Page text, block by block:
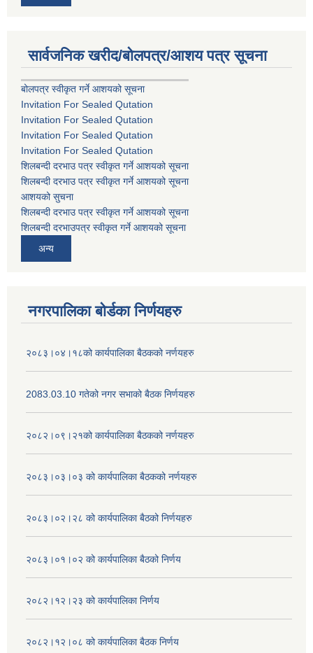
सार्वजनिक खरीद/बोलपत्र/आशय पत्र सूचना
बोलपत्र स्वीकृत गर्ने आशयको सूचना
Invitation For Sealed Qutation
Invitation For Sealed Qutation
Invitation For Sealed Qutation
Invitation For Sealed Qutation
शिलबन्दी दरभाउ पत्र स्वीकृत गर्ने आशयको सूचना
शिलबन्दी दरभाउ पत्र स्वीकृत गर्ने आशयको सूचना
आशयको सुचना
शिलबन्दी दरभाउ पत्र स्वीकृत गर्ने आशयको सूचना
शिलबन्दी दरभाउपत्र स्वीकृत गर्ने आशयको सूचना
अन्य
नगरपालिका बोर्डका निर्णयहरु
२०८३।०४।१८को कार्यपालिका बैठकको नर्णयहरु
2083.03.10 गतेको नगर सभाको बैठक निर्णयहरु
२०८२।०९।२१को कार्यपालिका बैठकको नर्णयहरु
२०८३।०३।०३ को कार्यपालिका बैठकको नर्णयहरु
२०८३।०२।२८ को कार्यपालिका बैठको निर्णयहरु
२०८३।०१।०२ को कार्यपालिका बैठको निर्णय
२०८२।१२।२३ को कार्यपालिका निर्णय
२०८२।१२।०८ को कार्यपालिका बैठक निर्णय